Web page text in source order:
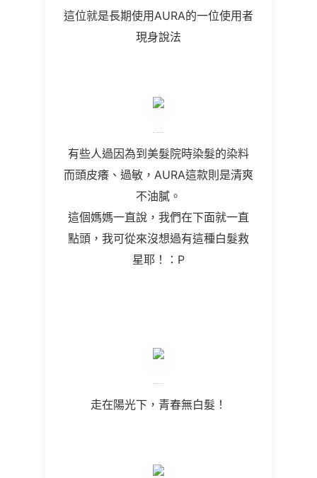
這位就是長期使用AURA的一位使用者
現身說法
有些人過因為到美髮院時染髮的染料
而頭皮癢、過敏，AURA這款則是清爽
不油膩。
這個媽媽一直說，我們在下面就一直
點頭，我可從來沒想過有這種白髮救
星耶！：P
走在陽光下，青春無白髮！